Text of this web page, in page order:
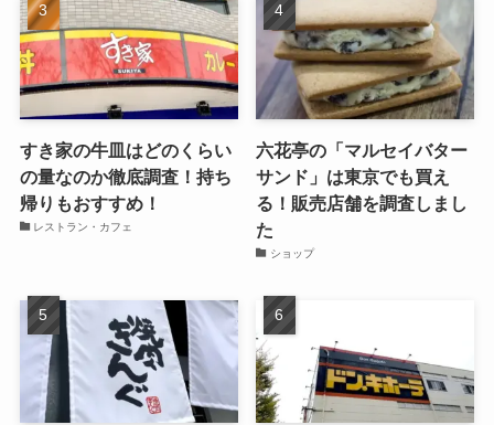
すき家の牛皿はどのくらい
の量なのか徹底調査！持ち
帰りもおすすめ！
レストラン・カフェ
六花亭の「マルセイバター
サンド」は東京でも買え
る！販売店舗を調査しまし
た
ショップ